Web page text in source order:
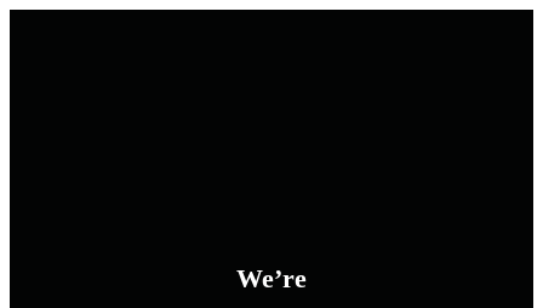
We’re